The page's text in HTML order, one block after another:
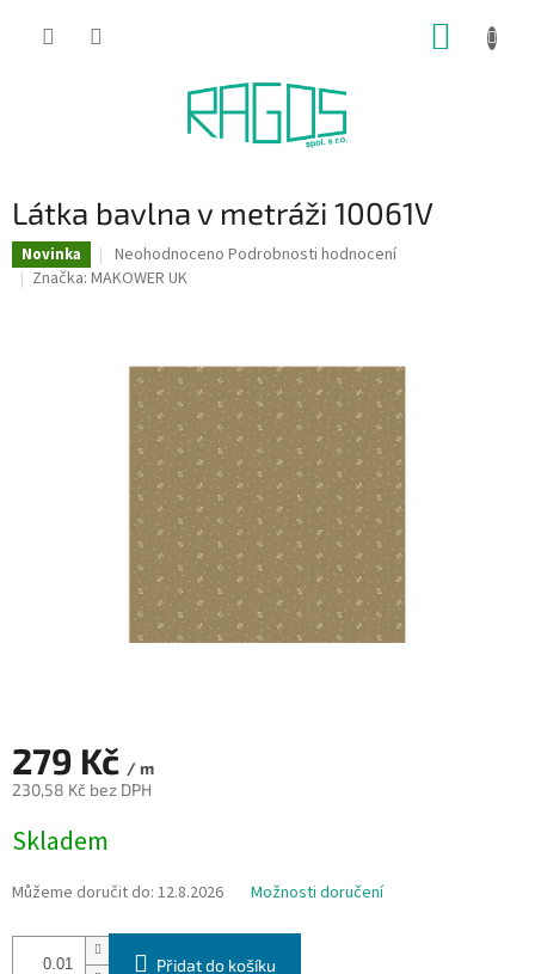
Látka bavlna v metráži 10061V
Novinka
Průměrné
hodnocení
hvězdiček.
Neohodnoceno Podrobnosti hodnocení
Značka: MAKOWER UK
279 Kč / m
230,58 Kč bez DPH
cena:
Skladem
Můžeme doručit do: 12.8.2026 Možnosti doručení
Přidat do košíku